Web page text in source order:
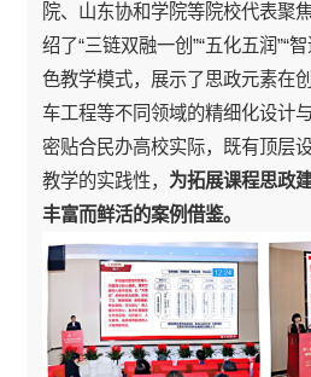
院、山东协和学院等院校代表聚
绍了“三链双融一创”“五化五润”“
色教学模式，展示了思政元素在
车工程等不同领域的精细化设计
密贴合民办高校实际，既有顶层
教学的实践性， 为拓展课程思政
丰富而鲜活的案例借鉴。